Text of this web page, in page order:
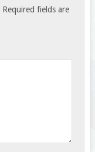
Required fields are